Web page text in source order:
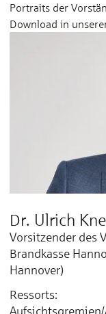
Portraits der
Download in
Dr. Ulrich
Vorsitzender des
Brandkasse
Hannover)
Ressorts: